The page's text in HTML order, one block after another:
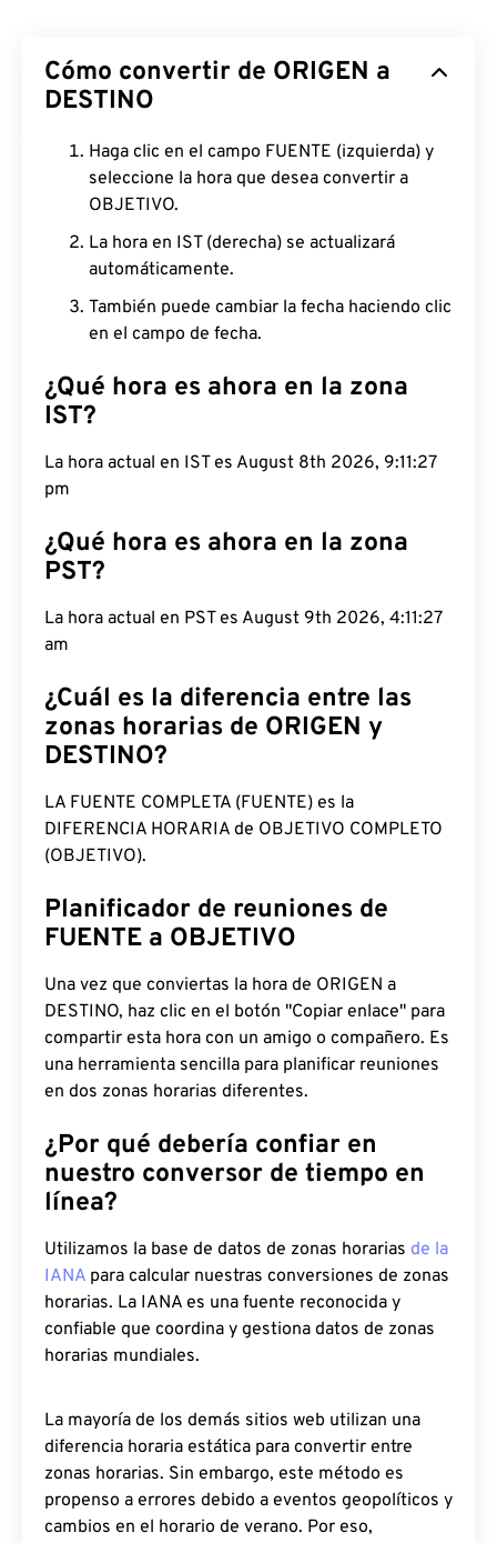
Cómo convertir de ORIGEN a
DESTINO
Haga clic en el campo FUENTE (izquierda) y
seleccione la hora que desea convertir a
OBJETIVO.
La hora en IST (derecha) se actualizará
automáticamente.
También puede cambiar la fecha haciendo clic
en el campo de fecha.
¿Qué hora es ahora en la zona
IST?
La hora actual en IST es August 8th 2026, 9:11:28
pm
¿Qué hora es ahora en la zona
PST?
La hora actual en PST es August 9th 2026, 4:11:28
am
¿Cuál es la diferencia entre las
zonas horarias de ORIGEN y
DESTINO?
LA FUENTE COMPLETA (FUENTE) es la
DIFERENCIA HORARIA de OBJETIVO COMPLETO
(OBJETIVO).
Planificador de reuniones de
FUENTE a OBJETIVO
Una vez que conviertas la hora de ORIGEN a
DESTINO, haz clic en el botón "Copiar enlace" para
compartir esta hora con un amigo o compañero. Es
una herramienta sencilla para planificar reuniones
en dos zonas horarias diferentes.
¿Por qué debería confiar en
nuestro conversor de tiempo en
línea?
Utilizamos la base de datos de zonas horarias de la
IANA para calcular nuestras conversiones de zonas
horarias. La IANA es una fuente reconocida y
confiable que coordina y gestiona datos de zonas
horarias mundiales.
La mayoría de los demás sitios web utilizan una
diferencia horaria estática para convertir entre
zonas horarias. Sin embargo, este método es
propenso a errores debido a eventos geopolíticos y
cambios en el horario de verano. Por eso,